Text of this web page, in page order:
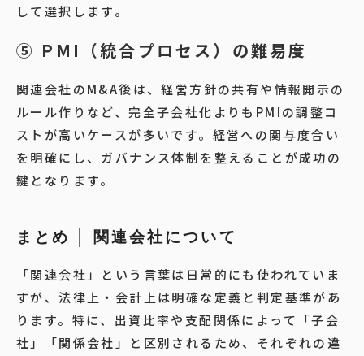
して選択します。
⑤ PMI（統合プロセス）の難易度
関連会社のM&A後は、経営方針の共有や情報開示の
ルール作りなど、完全子会社化よりもPMIの調整コ
ストが高いケースが多いです。経営への関与度合い
を明確にし、ガバナンス体制を整えることが成功の
鍵となります。
まとめ │ 関連会社について
「関連会社」という言葉は日常的にも使われていま
すが、法律上・会計上は明確な定義と判定基準があ
ります。特に、出資比率や支配関係によって「子会
社」「関係会社」と区別されるため、それぞれの違